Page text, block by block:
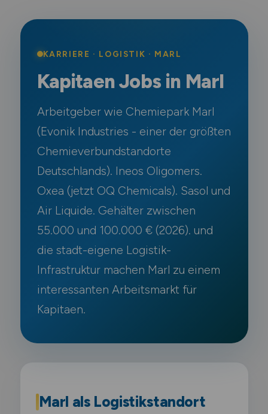
KARRIERE · LOGISTIK · MARL
Kapitaen Jobs in Marl
Arbeitgeber wie Chemiepark Marl
(Evonik Industries - einer der größten
Chemieverbundstandorte
Deutschlands). Ineos Oligomers.
Oxea (jetzt OQ Chemicals). Sasol und
Air Liquide. Gehälter zwischen
55.000 und 100.000 € (2026). und
die stadt-eigene Logistik-
Infrastruktur machen Marl zu einem
interessanten Arbeitsmarkt für
Kapitaen.
Marl als Logistikstandort